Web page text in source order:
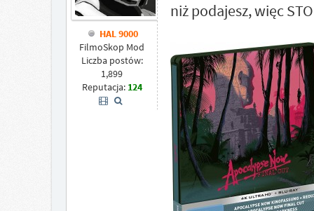
HAL 9000
FilmoSkop Mod
Liczba postów:
1,899
Reputacja: 124
niż podajesz, więc